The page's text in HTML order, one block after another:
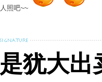
人照吧~~
是犹大出